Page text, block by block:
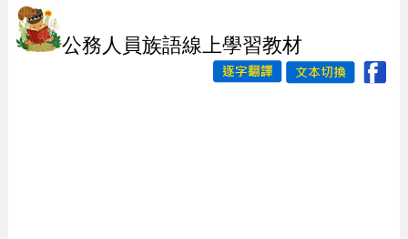
公務人員族語線上學習教材